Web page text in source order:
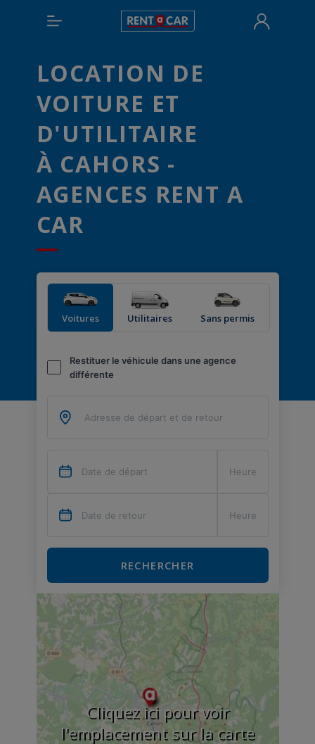
LOCATION DE
VOITURE ET
D'UTILITAIRE
À CAHORS -
AGENCES RENT A
CAR
Voitures Utilitaires Sans permis
Restituer le véhicule dans une agence
différente
RECHERCHER
Cliquez ici pour voir
l'emplacement sur la carte